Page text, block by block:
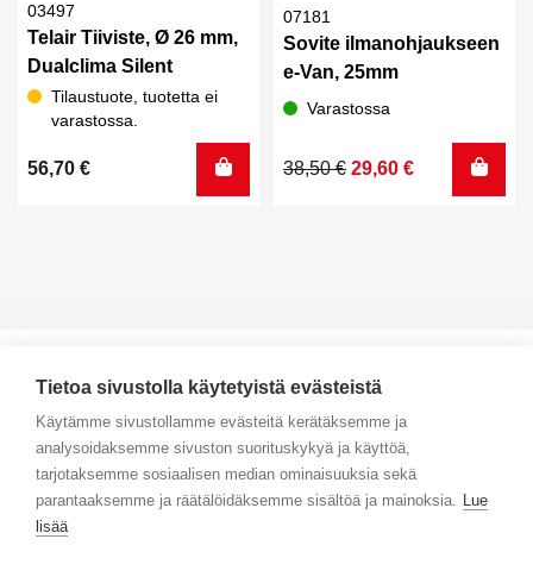
03497
Telair Tiiviste, Ø 26 mm,
Dualclima Silent
Tilaustuote, tuotetta ei
varastossa.
56,70 €
07181
Sovite ilmanohjaukseen
e-Van, 25mm
Varastossa
38,50€
Alkuperäinen
29,60 €
Nykyinen
Yhteystiedot
Selaa tuotteita
Tietoa sivustolla käytetyistä evästeistä
Käytämme sivustollamme evästeitä kerätäksemme ja
analysoidaksemme sivuston suorituskykyä ja käyttöä,
tarjotaksemme sosiaalisen median ominaisuuksia sekä
parantaaksemme ja räätälöidäksemme sisältöä ja mainoksia. Lue
lisää